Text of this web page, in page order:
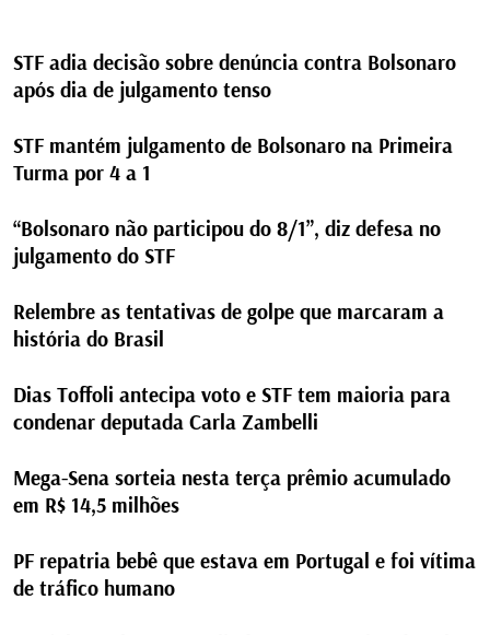
STF adia decisão sobre denúncia contra Bolsonaro
após dia de julgamento tenso
STF mantém julgamento de Bolsonaro na Primeira
Turma por 4 a 1
“Bolsonaro não participou do 8/1”, diz defesa no
julgamento do STF
Relembre as tentativas de golpe que marcaram a
história do Brasil
Dias Toffoli antecipa voto e STF tem maioria para
condenar deputada Carla Zambelli
Mega-Sena sorteia nesta terça prêmio acumulado
em R$ 14,5 milhões
PF repatria bebê que estava em Portugal e foi vítima
de tráfico humano